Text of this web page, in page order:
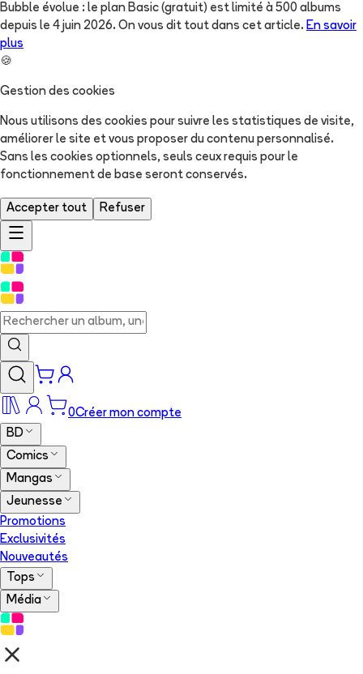
Bubble évolue : le plan Basic (gratuit) est limité à 500 albums
depuis le 4 juin 2026. On vous dit tout dans cet article. En savoir
plus
🍪
Gestion des cookies
Nous utilisons des cookies pour suivre les statistiques de visite,
améliorer le site et vous proposer du contenu personnalisé.
Sans les cookies optionnels, seuls ceux requis pour le
fonctionnement de base seront conservés.
Accepter tout Refuser
0Créer mon compte
BD
Comics
Mangas
Jeunesse
Promotions
Exclusivités
Nouveautés
Tops
Média